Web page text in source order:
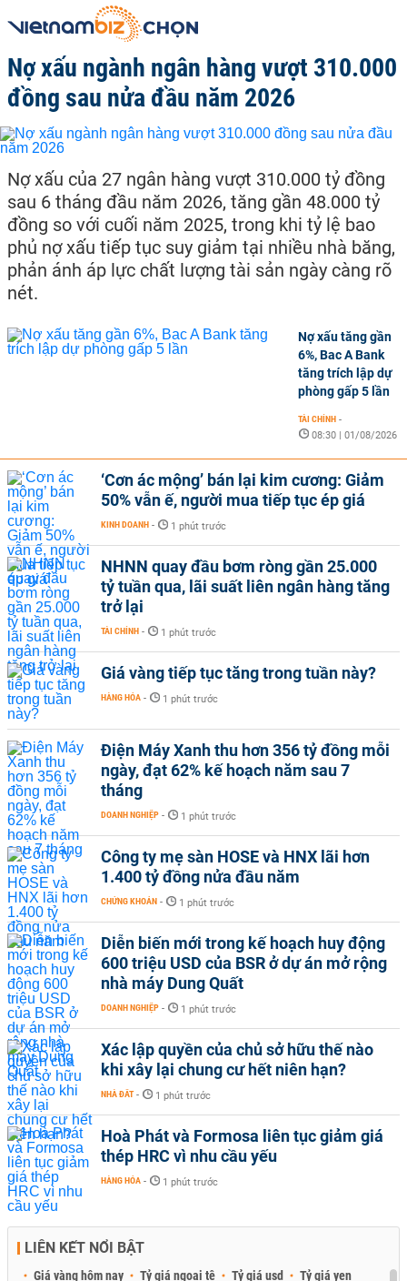
Nợ xấu ngành ngân hàng vượt 310.000
đồng sau nửa đầu năm 2026
Nợ xấu của 27 ngân hàng vượt 310.000 tỷ đồng
sau 6 tháng đầu năm 2026, tăng gần 48.000 tỷ
đồng so với cuối năm 2025, trong khi tỷ lệ bao
phủ nợ xấu tiếp tục suy giảm tại nhiều nhà băng,
phản ánh áp lực chất lượng tài sản ngày càng rõ
nét.
Nợ xấu tăng gần
6%, Bac A Bank
tăng trích lập dự
phòng gấp 5 lần
TÀI CHÍNH -
08:30 | 01/08/2026
‘Cơn ác mộng’ bán lại kim cương: Giảm
50% vẫn ế, người mua tiếp tục ép giá
KINH DOANH - 1 phút trước
NHNN quay đầu bơm ròng gần 25.000
tỷ tuần qua, lãi suất liên ngân hàng tăng
trở lại
TÀI CHÍNH - 1 phút trước
Giá vàng tiếp tục tăng trong tuần này?
HÀNG HÓA - 1 phút trước
Điện Máy Xanh thu hơn 356 tỷ đồng mỗi
ngày, đạt 62% kế hoạch năm sau 7
tháng
DOANH NGHIỆP - 1 phút trước
Công ty mẹ sàn HOSE và HNX lãi hơn
1.400 tỷ đồng nửa đầu năm
CHỨNG KHOÁN - 1 phút trước
Diễn biến mới trong kế hoạch huy động
600 triệu USD của BSR ở dự án mở rộng
nhà máy Dung Quất
DOANH NGHIỆP - 1 phút trước
Xác lập quyền của chủ sở hữu thế nào
khi xây lại chung cư hết niên hạn?
NHÀ ĐẤT - 1 phút trước
Hoà Phát và Formosa liên tục giảm giá
thép HRC vì nhu cầu yếu
HÀNG HÓA - 1 phút trước
LIÊN KẾT NỔI BẬT
Giá vàng hôm nay Tỷ giá ngoại tệ Tỷ giá usd Tỷ giá yen